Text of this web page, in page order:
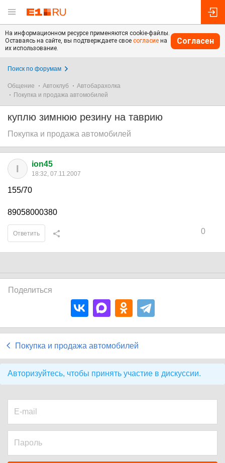
На информационном ресурсе применяются cookie-файлы.
Оставаясь на сайте, вы подтверждаете свое согласие на
их использование.
Согласен
Поиск по форумам
Общение Автоклуб
Автобарахолка
Покупка и продажа автомобилей
куплю зимнюю резину на таврию
Покупка и продажа автомобилей
I ion45
18:32, 07.11.2007
155/70
89058000380
0
Ответить
Поделиться
Покупка и продажа автомобилей
Авторизуйтесь, чтобы принять участие в дискуссии.